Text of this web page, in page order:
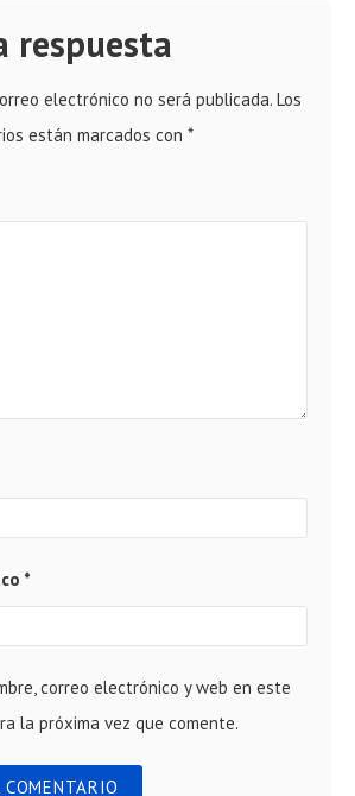
respuesta
electrónico no será publicada. Los
están marcados con *
*
correo electrónico y web en este
la próxima vez que comente.